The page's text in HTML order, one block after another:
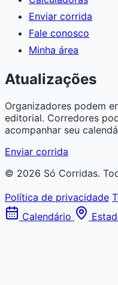
Enviar corrida
Fale conosco
Minha área
Atualizações
Organizadores podem
editorial. Corredores
acompanhar seu
Enviar corrida
© 2026 Só Corridas.
Política de privacidade
Calendário